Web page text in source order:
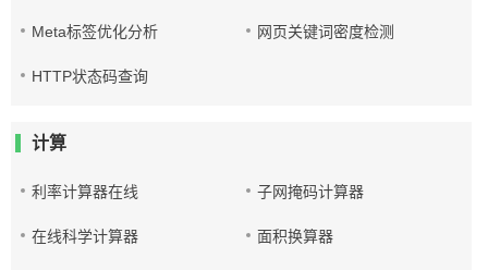
Meta标签优化分析 网页关键词密度检测
HTTP状态码查询
计算
利率计算器在线 子网掩码计算器
在线科学计算器 面积换算器